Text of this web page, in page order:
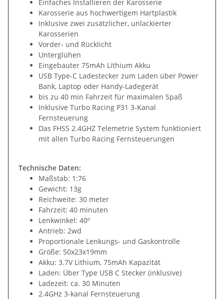
Einfaches Installieren der Karosserie
Karosserie aus hochwertigem Hartplastik
Inklusive zwei zusätzlicher, unlackierter
Karosserien
Vorder- und Rücklicht
Unterglühen
Eingebauter 75mAh Lithium Akku
USB Type-C Ladestecker zum Laden über Power
Bank, Laptop oder Handy-Ladegerät
bis zu 40 min Fahrzeit für maximalen Spaß
Inklusive Turbo Racing P31 3-Kanal
Fernsteuerung
Das FHSS 2.4GHZ Telemetrie System funktioniert
mit allen Turbo Racing Fernsteuerungen
Technische Daten:
Maßstab: 1:76
Gewicht: 13g
Reichweite: 30 meter
Fahrzeit: 40 minuten
Lenkwinkel: 40º
Antrieb: 2wd
Proportionale Lenkungs- und Gaskontrolle
Größe: 50x23x19mm
Akku: 3.7V Lithium, 75mAh Kapazität
Laden: Über Type USB C Stecker (inklusive)
Ladezeit: ca. 30 Minuten
2.4GHz 3-kanal Fernsteuerung